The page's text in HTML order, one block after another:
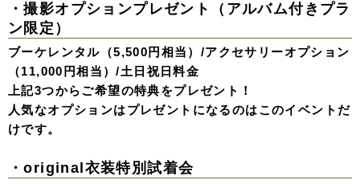
・撮影オプションプレゼント（アルバム付きプラ
ン限定）
ブーケレンタル（5,500円相当）/アクセサリーオプション
（11,000円相当）/土日祝日料金
上記3つからご希望の特典をプレゼント！
人気なオプションはプレゼントになるのはこのイベントだ
けです。
・original衣装特別試着会